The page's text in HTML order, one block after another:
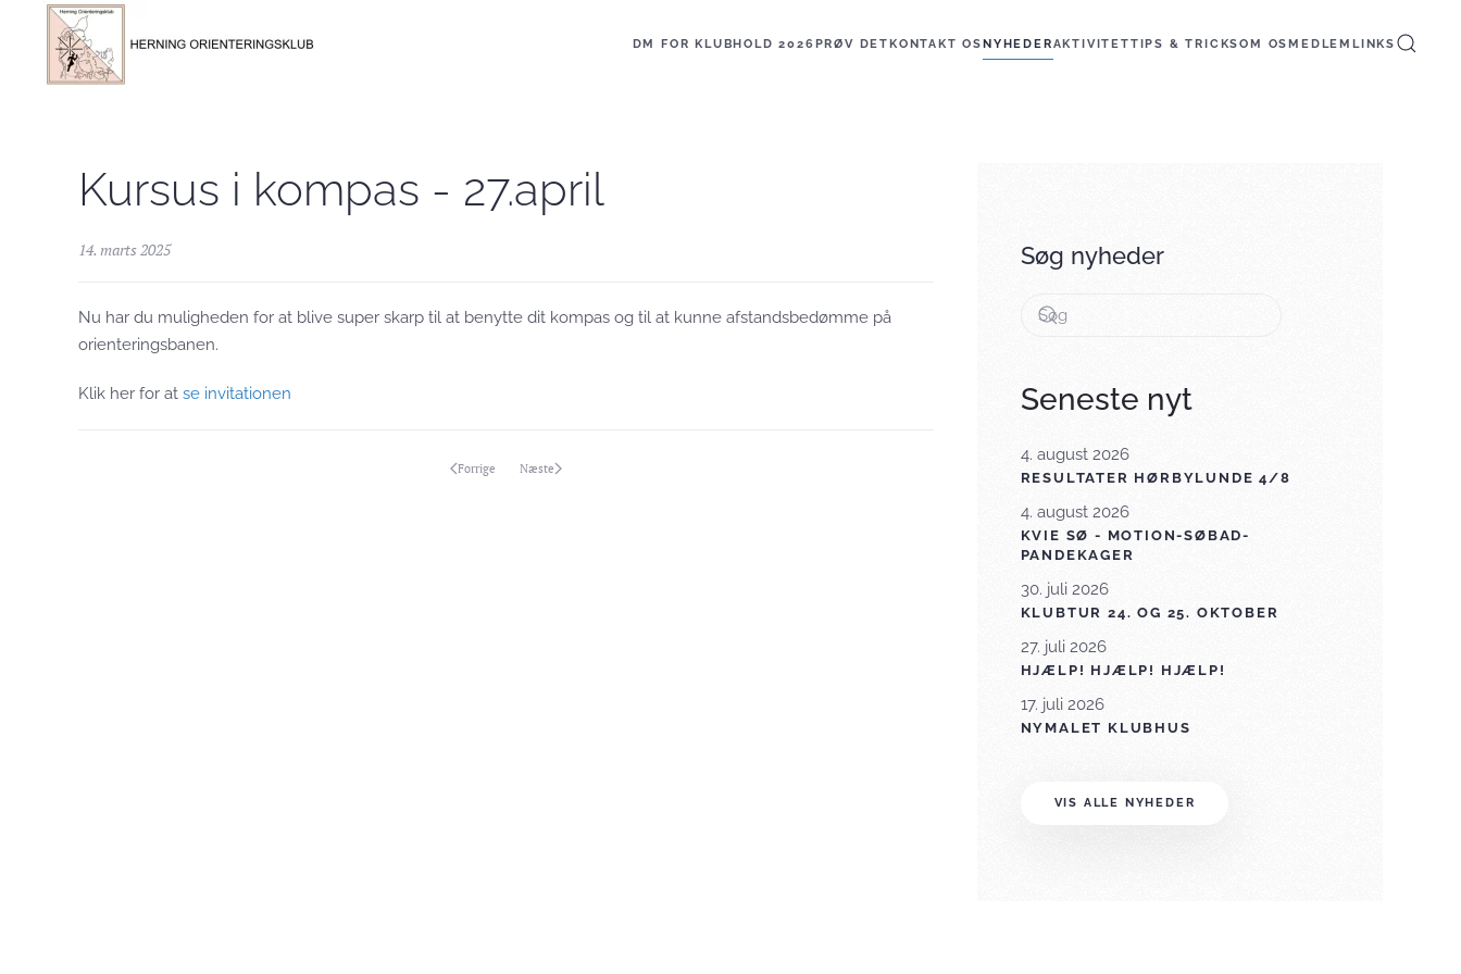
Skip to main content DM FOR KLUBHOLD 2026PRØV DETKONTAKT OSNYHEDERAKTIVITETTIPS & TRICKSOM OSMEDLEM LINKS
Kursus i kompas - 27.april
14. marts 2025
Nu har du muligheden for at blive super skarp til at benytte dit kompas og til at kunne afstandsbedømme på
orienteringsbanen.
Klik her for at se invitationen
Forrige Næste
Søg nyheder
Seneste nyt
4. august 2026
RESULTATER HØRBYLUNDE 4/8
4. august 2026
KVIE SØ - MOTION-SØBAD-
PANDEKAGER
30. juli 2026
KLUBTUR 24. OG 25. OKTOBER
27. juli 2026
HJÆLP! HJÆLP! HJÆLP!
17. juli 2026
NYMALET KLUBHUS
VIS ALLE NYHEDER